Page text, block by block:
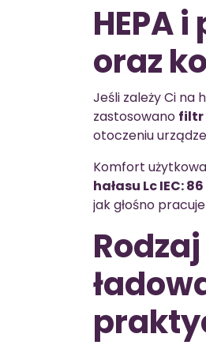
HEPA
oraz
Jeśli zależy Ci na
zastosowano filtr
otoczeniu
Komfort
hałasu Lc IEC:
jak głośno